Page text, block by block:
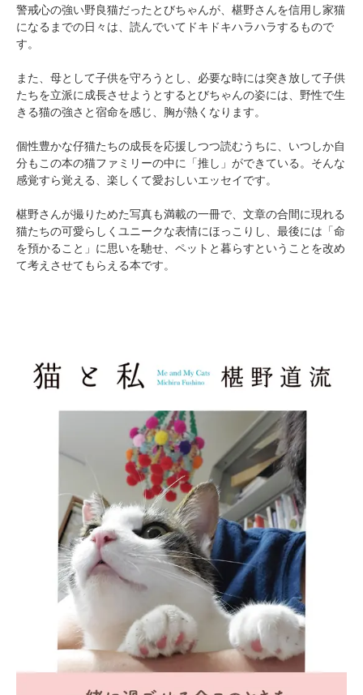
警戒心の強い野良猫だったとびちゃんが、椹野さんを信用し家猫
になるまでの日々は、読んでいてドキドキハラハラするもので
す。
また、母として子供を守ろうとし、必要な時には突き放して子供
たちを立派に成長させようとするとびちゃんの姿には、野性で生
きる猫の強さと宿命を感じ、胸が熱くなります。
個性豊かな仔猫たちの成長を応援しつつ読むうちに、いつしか自
分もこの本の猫ファミリーの中に「推し」ができている。そんな
感覚すら覚える、楽しくて愛おしいエッセイです。
椹野さんが撮りためた写真も満載の一冊で、文章の合間に現れる
猫たちの可愛らしくユニークな表情にほっこりし、最後には「命
を預かること」に思いを馳せ、ペットと暮らすということを改め
て考えさせてもらえる本です。